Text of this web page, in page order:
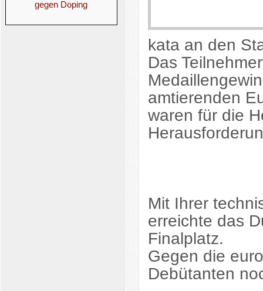
kata an den
Das
amtierenden
waren für die
Mit Ihrer
erreichte das
Finalplatz.
Gegen die
Debütanten